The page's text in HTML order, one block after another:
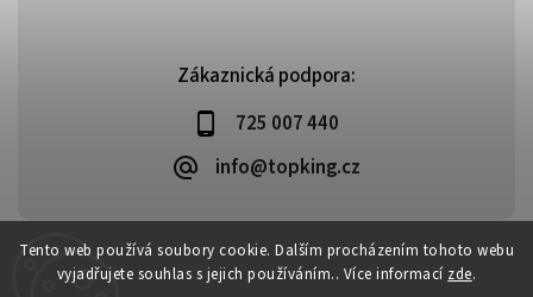
Tento web používá soubory cookie. Dalším procházením tohoto webu
vyjadřujete souhlas s jejich používáním.. Více informací zde.
Zákaznická podpora:
725 007 440
info@topking.cz
Copyright 2026Top King. Všechna práva vyhrazena.